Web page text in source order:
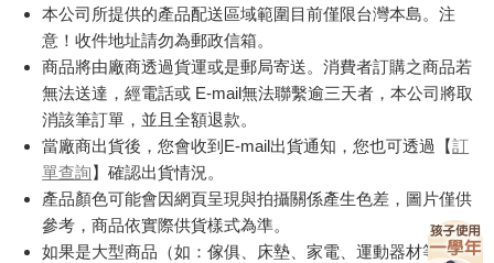
本公司所提供的產品配送區域範圍目前僅限台灣本島。注
意！收件地址請勿為郵政信箱。
商品將由廠商透過貨運或是郵局寄送。消費者訂購之商品若
無法送達，經電話或 E-mail無法聯繫逾三天者，本公司將取
消該筆訂單，並且全額退款。
當廠商出貨後，您會收到E-mail出貨通知，您也可透過【訂
單查詢】確認出貨情況。
產品顏色可能會因網頁呈現與拍攝關係產生色差，圖片僅供
參考，商品依實際供貨樣式為準。
如果是大型商品（如：傢俱、床墊、家電、運動器材等）及